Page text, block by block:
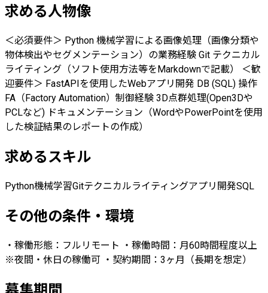
求める人物像
＜必須要件＞ Python 機械学習による画像処理（画像分類や
物体検出やセグメンテーション）の業務経験 Git テクニカル
ライティング（ソフト使用方法等をMarkdownで記載） ＜歓
迎要件＞ FastAPIを使用したWebアプリ開発 DB (SQL) 操作
FA（Factory Automation）制御経験 3D点群処理(Open3Dや
PCLなど) ドキュメンテーション（WordやPowerPointを使用
した検証結果のレポートの作成）
求めるスキル
Python機械学習Gitテクニカルライティングアプリ開発SQL
その他の条件・環境
・稼働形態：フルリモート ・稼働時間：月60時間程度以上
※夜間・休日の稼働可 ・契約期間：3ヶ月（長期を想定）